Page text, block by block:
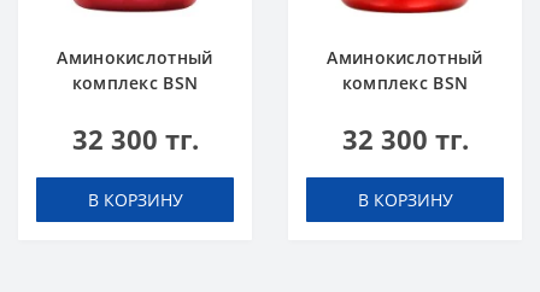
Аминокислотный
комплекс BSN
кг Фруктовый пунш
32 300 тг.
В КОРЗИНУ
Аминокислотный
комплекс BSN
Арбуз
32 300 тг.
В КОРЗИНУ